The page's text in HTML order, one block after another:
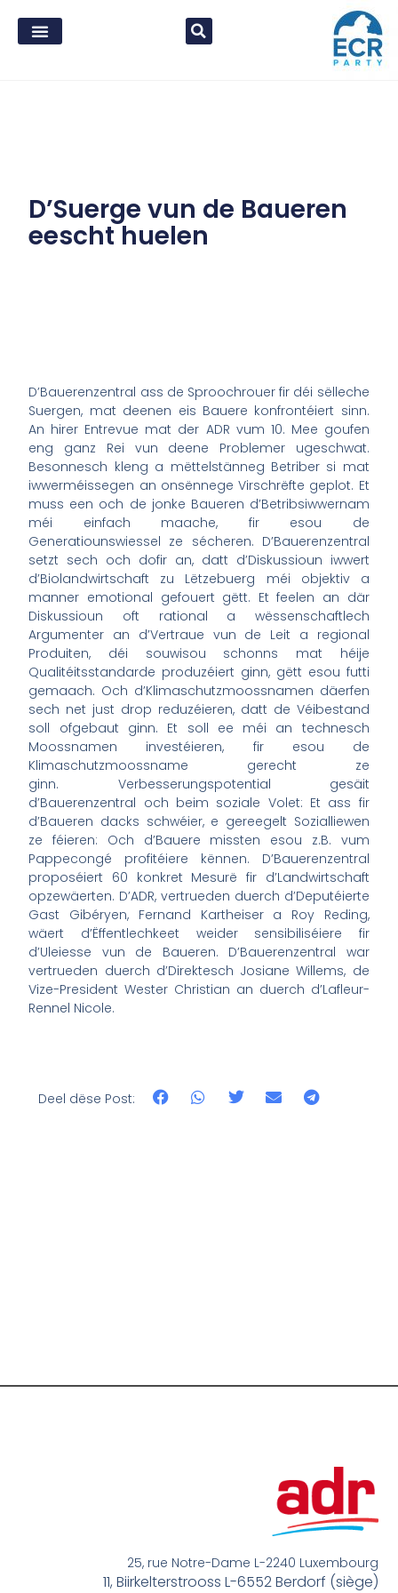
D’Suerge vun de Baueren
eescht huelen
D’Bauerenzentral ass de Sproochrouer fir déi sëlleche
Suergen, mat deenen eis Bauere konfrontéiert sinn.
An hirer Entrevue mat der ADR vum 10. Mee goufen
eng ganz Rei vun deene Problemer ugeschwat.
Besonnesch kleng a mëttelstänneg Betriber si mat
iwwerméissegen an onsënnege Virschrëfte geplot. Et
muss een och de jonke Baueren d’Betribsiwwernam
méi einfach maache, fir esou de
Generatiounswiessel ze sécheren. D’Bauerenzentral
setzt sech och dofir an, datt d’Diskussioun iwwert
d’Biolandwirtschaft zu Lëtzebuerg méi objektiv a
manner emotional gefouert gëtt. Et feelen an där
Diskussioun oft rational a wëssenschaftlech
Argumenter an d’Vertraue vun de Leit a regional
Produiten, déi souwisou schonns mat héije
Qualitéitsstandarde produzéiert ginn, gëtt esou futti
gemaach. Och d’Klimaschutzmoossnamen däerfen
sech net just drop reduzéieren, datt de Véibestand
soll ofgebaut ginn. Et soll ee méi an technesch
Moossnamen investéieren, fir esou de
Klimaschutzmoossname gerecht ze
ginn. Verbesserungspotential gesäit
d’Bauerenzentral och beim soziale Volet: Et ass fir
d’Baueren dacks schwéier, e gereegelt Sozialliewen
ze féieren: Och d’Bauere missten esou z.B. vum
Pappecongé profitéiere kënnen. D’Bauerenzentral
proposéiert 60 konkret Mesurë fir d’Landwirtschaft
opzewäerten. D’ADR, vertrueden duerch d’Deputéierte
Gast Gibéryen, Fernand Kartheiser a Roy Reding,
wäert d’Ëffentlechkeet weider sensibiliséiere fir
d’Uleiesse vun de Baueren. D’Bauerenzentral war
vertrueden duerch d’Direktesch Josiane Willems, de
Vize-President Wester Christian an duerch d’Lafleur-
Rennel Nicole.
Deel dëse Post:
25, rue Notre-Dame L-2240 Luxembourg
11, Biirkelterstrooss L-6552 Berdorf (siège)